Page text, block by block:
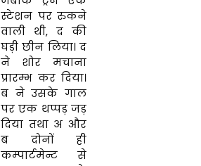
स्टेशन पर रुकने
वाली थी, द की
घड़ी छीन लिया। द
ने शोर मचाना
प्रारम्भ कर दिया।
ब ने उसके गाल
पर एक थप्पड़ जड़
दिया तथा अ और
ब दोनों ही
कम्पार्टमेन्ट से